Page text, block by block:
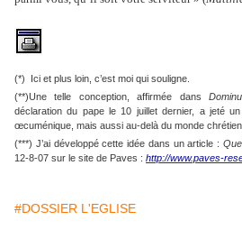
(*) Ici et plus loin, c’est moi qui souligne.
(**)Une telle conception, affirmée dans
déclaration du pape le 10 juillet dernier, a jeté
œcuménique, mais aussi au-delà du monde chrétien.
(***) J’ai développé cette idée dans un article :
12-8-07 sur le site de Paves : http://www.paves-
#DOSSIER L'EGLISE